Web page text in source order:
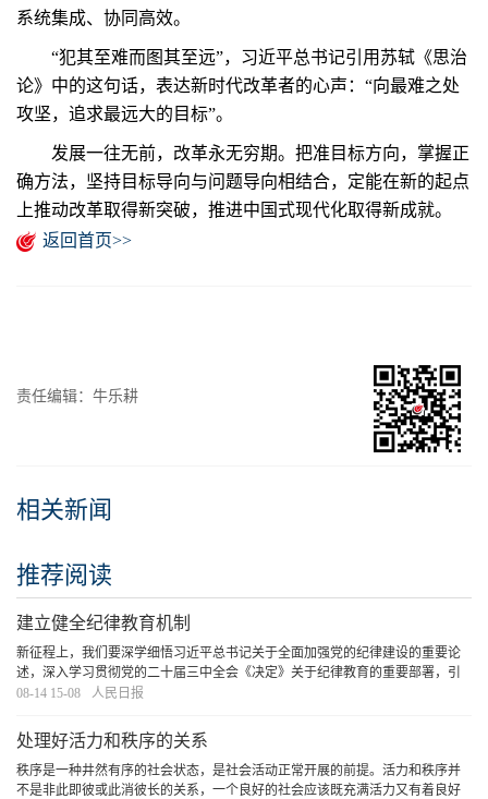
系统集成、协同高效。
“犯其至难而图其至远”，习近平总书记引用苏轼《思治
论》中的这句话，表达新时代改革者的心声：“向最难之处
攻坚，追求最远大的目标”。
发展一往无前，改革永无穷期。把准目标方向，掌握正
确方法，坚持目标导向与问题导向相结合，定能在新的起点
上推动改革取得新突破，推进中国式现代化取得新成就。
返回首页>>
责任编辑：牛乐耕
相关新闻
推荐阅读
建立健全纪律教育机制
新征程上，我们要深学细悟习近平总书记关于全面加强党的纪律建设的重要论
述，深入学习贯彻党的二十届三中全会《决定》关于纪律教育的重要部署，引
导党员干部把增强党性、严守纪律、砥砺作风贯通起来，融入日常、化为习
08-14 15-08 人民日报
处理好活力和秩序的关系
秩序是一种井然有序的社会状态，是社会活动正常开展的前提。活力和秩序并
不是非此即彼或此消彼长的关系，一个良好的社会应该既充满活力又有着良好